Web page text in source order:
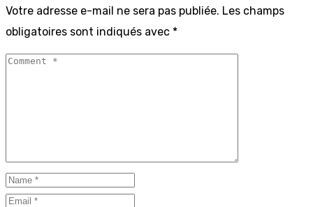
Votre adresse e-mail ne sera pas publiée. Les champs
obligatoires sont indiqués avec *